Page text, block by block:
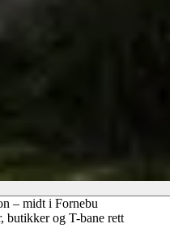
– midt i Fornebu
butikker og T-bane rett